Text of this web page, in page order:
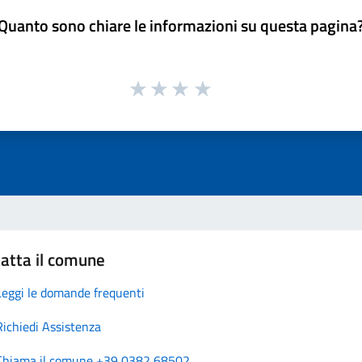
sono chiare le informazioni su questa
il comune
le domande frequenti
Assistenza